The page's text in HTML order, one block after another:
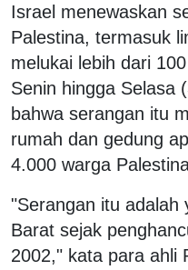
Israel menewaskan
Palestina, termasuk
melukai lebih dari
Senin hingga Selasa
bahwa serangan itu
rumah dan gedung
4.000 warga
"Serangan itu adalah
Barat sejak
2002," kata para ahli